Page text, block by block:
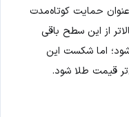
است، به‌عنوان حمایت کوتاه‌مدت
از این سطح باقی
اما شکست این
قیمت طلا شود.